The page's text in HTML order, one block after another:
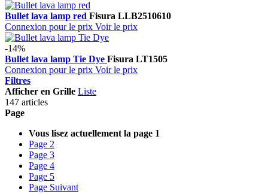
Bullet lava lamp red Fisura LLB2510610
Connexion pour le prix Voir le prix
-14%
Bullet lava lamp Tie Dye Fisura LT1505
Connexion pour le prix Voir le prix
Filtres
Afficher en Grille Liste
147 articles
Page
Vous lisez actuellement la page 1
Page 2
Page 3
Page 4
Page 5
Page Suivant